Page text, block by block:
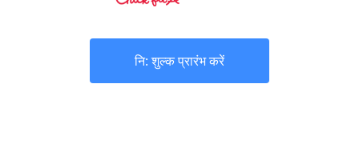
नि: शुल्क प्रारंभ करें